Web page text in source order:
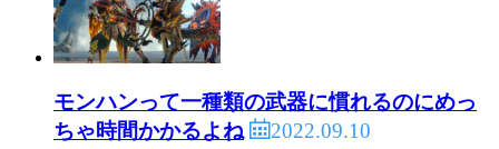
モンハンって一種類の武器に慣れるのにめっ
ちゃ時間かかるよね
2022.09.10